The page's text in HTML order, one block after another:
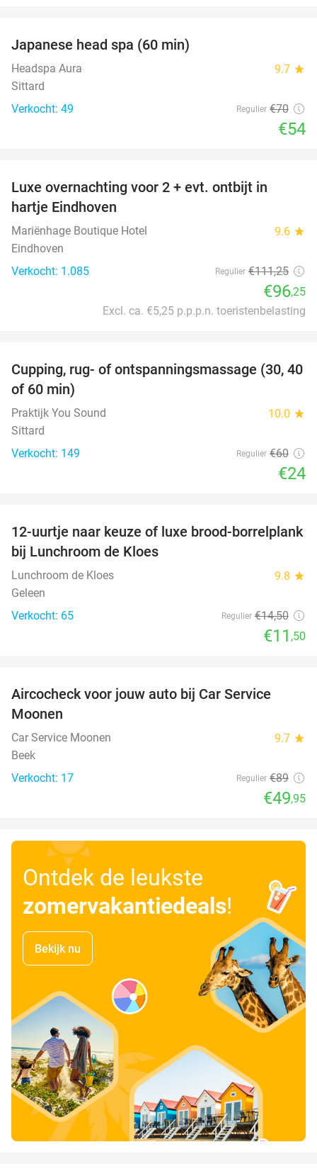
Japanese head spa (60 min)
Headspa Aura 9.7 star
Sittard
Verkocht: 49
Regulier €70
€54
Luxe overnachting voor 2 + evt. ontbijt in
hartje Eindhoven
Mariënhage Boutique Hotel 9.6 star
Eindhoven
Verkocht: 1.085
Regulier €111,25
€96,25
Excl. ca. €5,25 p.p.p.n. toeristenbelasting
60%
Cupping, rug- of ontspanningsmassage (30, 40
of 60 min)
Praktijk You Sound 10.0 star
Sittard
Verkocht: 149
Regulier €60
€24
21%
12-uurtje naar keuze of luxe brood-borrelplank
bij Lunchroom de Kloes
Lunchroom de Kloes 9.8 star
Geleen
Verkocht: 65
Regulier €14,50
€11 ,50
Aircocheck voor jouw auto bij Car Service
Moonen
Car Service Moonen 9.7 star
Beek
Verkocht: 17
Regulier €89
€49,95
Ontdek de leukste
zomervakantiedeals!
Bekijk nu